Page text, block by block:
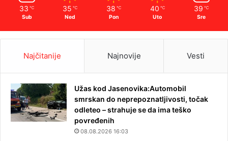
33 ℃
Sub
35 ℃
Ned
38 ℃
Pon
40 ℃
Uto
39 ℃
Sre
Najčitanije Najnovije Vesti
Užas kod Jasenovika:Automobil
smrskan do neprepoznatljivosti, točak
odleteo – strahuje se da ima teško
povređenih
08.08.2026 16:03